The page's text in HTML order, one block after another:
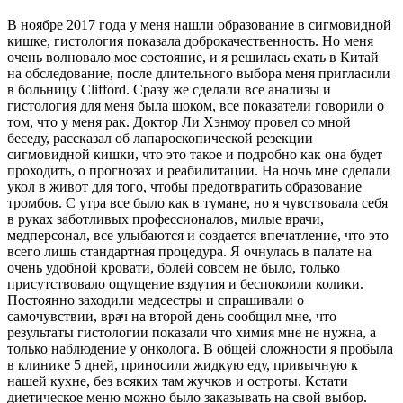
В ноябре 2017 года у меня нашли образование в сигмовидной
кишке, гистология показала доброкачественность. Но меня
очень волновало мое состояние, и я решилась ехать в Китай
на обследование, после длительного выбора меня пригласили
в больницу Clifford. Сразу же сделали все анализы и
гистология для меня была шоком, все показатели говорили о
том, что у меня рак. Доктор Ли Хэнмоу провел со мной
беседу, рассказал об лапароскопической резекции
сигмовидной кишки, что это такое и подробно как она будет
проходить, о прогнозах и реабилитации. На ночь мне сделали
укол в живот для того, чтобы предотвратить образование
тромбов. С утра все было как в тумане, но я чувствовала себя
в руках заботливых профессионалов, милые врачи,
медперсонал, все улыбаются и создается впечатление, что это
всего лишь стандартная процедура. Я очнулась в палате на
очень удобной кровати, болей совсем не было, только
присутствовало ощущение вздутия и беспокоили колики.
Постоянно заходили медсестры и спрашивали о
самочувствии, врач на второй день сообщил мне, что
результаты гистологии показали что химия мне не нужна, а
только наблюдение у онколога. В общей сложности я пробыла
в клинике 5 дней, приносили жидкую еду, привычную к
нашей кухне, без всяких там жучков и остроты. Кстати
диетическое меню можно было заказывать на свой выбор.